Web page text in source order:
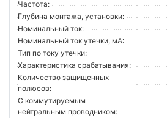
Частота:
Глубина монтажа, установки:
Номинальный ток:
Номинальный ток утечки, мА:
Тип по току утечки:
Характеристика срабатывания:
Количество защищенных
полюсов:
С коммутируемым
нейтральным проводником: